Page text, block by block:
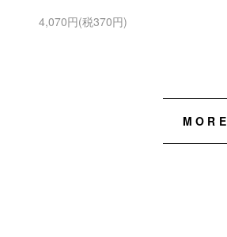
4,070円(税370円)
MORE